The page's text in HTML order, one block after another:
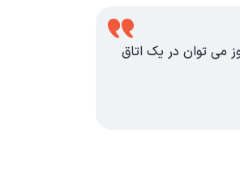
می توان در یک اتاق